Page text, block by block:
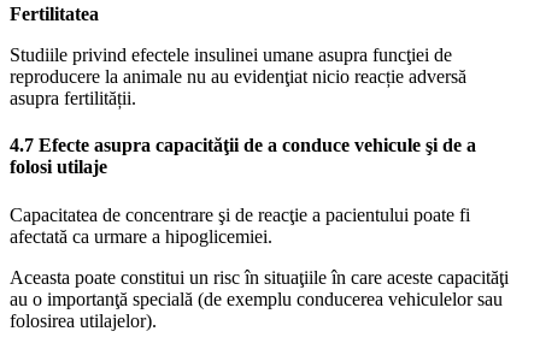
Fertilitatea
Studiile privind efectele insulinei umane asupra funcţiei de
reproducere la animale nu au evidenţiat nicio reacție adversă
asupra fertilității.
4.7 Efecte asupra capacităţii de a conduce vehicule şi de a
folosi utilaje
Capacitatea de concentrare şi de reacţie a pacientului poate fi
afectată ca urmare a hipoglicemiei.
Aceasta poate constitui un risc în situaţiile în care aceste capacităţi
au o importanţă specială (de exemplu conducerea vehiculelor sau
folosirea utilajelor).